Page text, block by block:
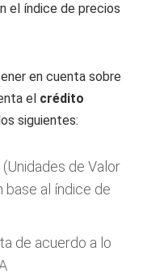
el índice de precios
en cuenta sobre
el crédito
siguientes:
de Valor
base al índice de
de acuerdo a lo